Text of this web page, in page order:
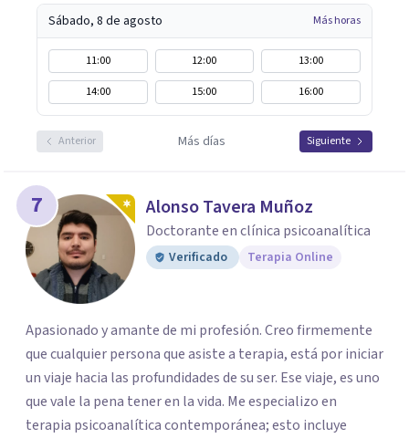
Sábado, 8 de agosto Más horas
11:00 12:00
13:00
14:00
15:00 16:00
Anterior Más días Siguiente
7 Alonso Tavera Muñoz
Doctorante en clínica psicoanalítica
Verificado Terapia Online
Apasionado y amante de mi profesión. Creo firmemente
que cualquier persona que asiste a terapia, está por iniciar
un viaje hacia las profundidades de su ser. Ese viaje, es uno
que vale la pena tener en la vida. Me especializo en
terapia psicoanalítica contemporánea; esto incluye